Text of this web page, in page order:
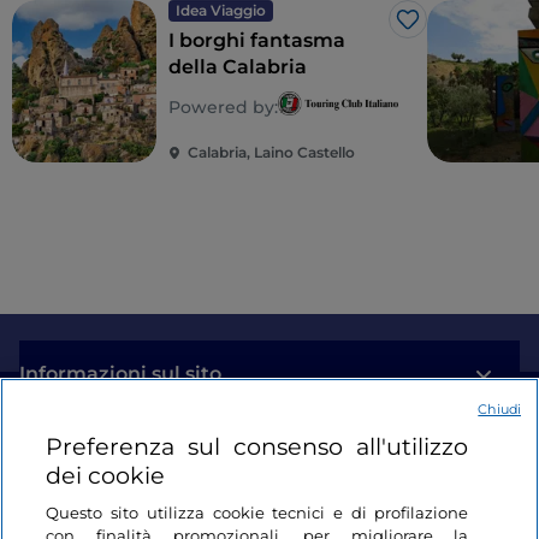
Idea Viaggio
Like
I borghi fantasma
della Calabria
Powered by:
Calabria, Laino Castello
Informazioni sul sito
Link Utili
Login
Preferenza sul consenso all'utilizzo
dei cookie
Questo sito utilizza cookie tecnici e di profilazione
Chiudi